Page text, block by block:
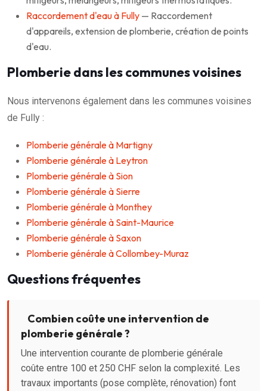
Raccordement d'eau à Fully — Raccordement
d'appareils, extension de plomberie, création de points
d'eau.
Plomberie dans les communes voisines
Nous intervenons également dans les communes voisines
de Fully :
Plomberie générale à Martigny
Plomberie générale à Leytron
Plomberie générale à Sion
Plomberie générale à Sierre
Plomberie générale à Monthey
Plomberie générale à Saint-Maurice
Plomberie générale à Saxon
Plomberie générale à Collombey-Muraz
Questions fréquentes
Combien coûte une intervention de
plomberie générale ?
Une intervention courante de plomberie générale
coûte entre 100 et 250 CHF selon la complexité. Les
travaux importants (pose complète, rénovation) font